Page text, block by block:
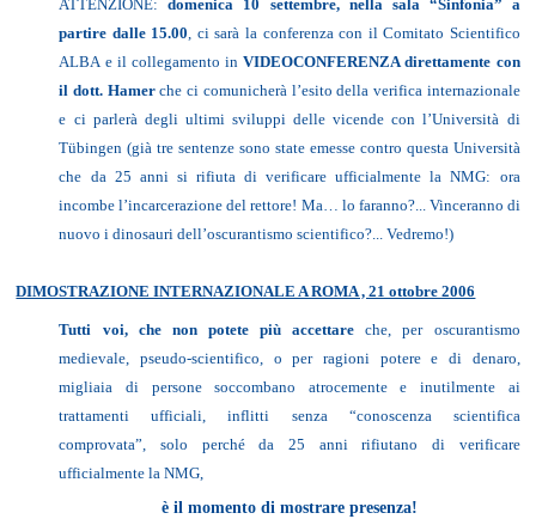
ATTENZIONE:domenica 10 settembre, nella sala “Sinfonia” a
partire dalle 15.00 , ci sarà la conferenza con il Comitato Scientifico
ALBA e il collegamento inVIDEOCONFERENZA direttamente con
il dott. Hamerche ci comunicherà l’esito della verifica internazionale
e ci parlerà degli ultimi sviluppi delle vicende con l’Università di
Tübingen (già tre sentenze sono state emesse contro questa Università
che da 25 anni si rifiuta di verificare ufficialmente la NMG: ora
incombe l’incarcerazione del rettore! Ma… lo faranno?... Vinceranno di
nuovo i dinosauri dell’oscurantismo scientifico?... Vedremo!)
DIMOSTRAZIONE INTERNAZIONALE A ROMA , 21 ottobre 2006
Tutti voi, che non potete più accettareche, per oscurantismo
medievale, pseudo-scientifico, o per ragioni potere e di denaro,
migliaia di persone soccombano atrocemente e inutilmente ai
trattamenti ufficiali, inflitti senza “conoscenza scientifica
comprovata”, solo perché da 25 anni rifiutano di verificare
ufficialmente la NMG,
è il momento di mostrare presenza!